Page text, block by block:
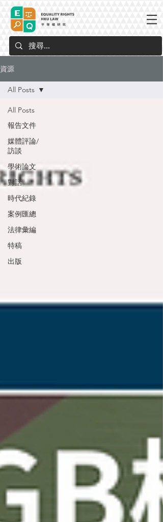
資源
All Posts
報告文件
媒體評論/
訪談
學術論文
對話
時代紀錄
案例匯總
法律彙編
特稿
出版
All Posts